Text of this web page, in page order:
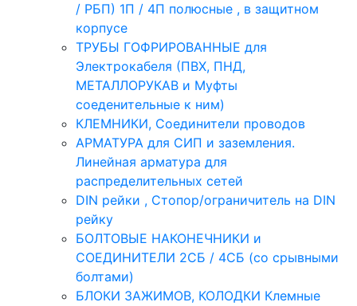
/ РБП) 1П / 4П полюсные , в защитном
корпусе
ТРУБЫ ГОФРИРОВАННЫЕ для
Электрокабеля (ПВХ, ПНД,
МЕТАЛЛОРУКАВ и Муфты
соеденительные к ним)
КЛЕМНИКИ, Соединители проводов
АРМАТУРА для СИП и заземления.
Линейная арматура для
распределительных сетей
DIN рейки , Стопор/ограничитель на DIN
рейку
БОЛТОВЫЕ НАКОНЕЧНИКИ и
СОЕДИНИТЕЛИ 2СБ / 4СБ (со срывными
болтами)
БЛОКИ ЗАЖИМОВ, КОЛОДКИ Клемные